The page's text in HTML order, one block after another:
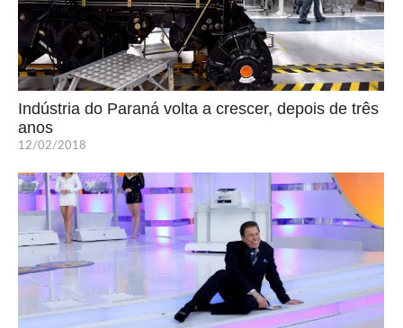
Indústria do Paraná volta a crescer, depois de três
anos
12/02/2018